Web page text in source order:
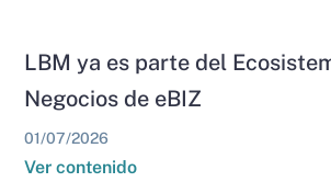
LBM ya es parte del
Negocios de eBIZ
01/07/2026
Ver contenido